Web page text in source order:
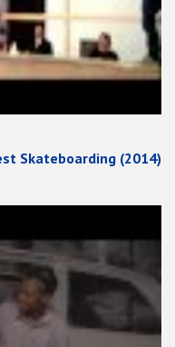
Skateboarding (2014)